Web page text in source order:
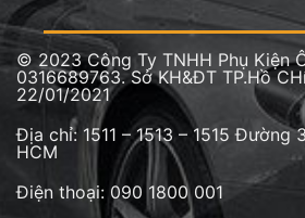
© 2023 Công Ty TNHH Phụ Kiện
0316689763. Sở KH&ĐT TP.Hồ
22/01/2021
Địa chỉ: 1511 – 1513 – 1515 Đường
HCM
Điện thoại: 090 1800 001